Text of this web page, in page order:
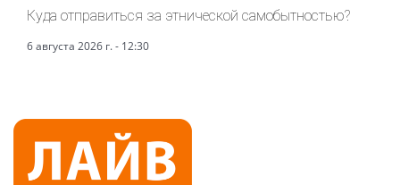
Куда отправиться за этнической самобытностью?
6 августа 2026 г. - 12:30